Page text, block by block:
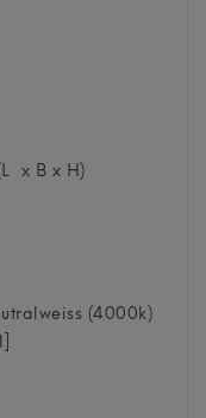
x B x H)
(4000k)